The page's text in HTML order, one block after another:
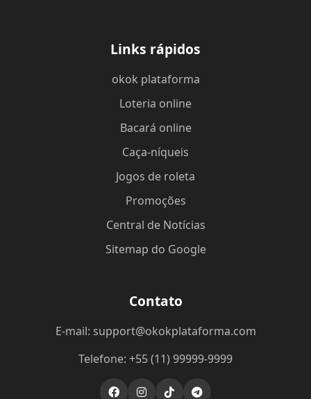
Links rápidos
okok plataforma
Loteria online
Bacará online
Caça-níqueis
Jogos de roleta
Promoções
Central de Notícias
Sitemap do Google
Contato
E-mail: support@okokplataforma.com
Telefone: +55 (11) 99999-9999